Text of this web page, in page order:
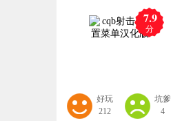
7.9
分
好玩
212
坑爹
4